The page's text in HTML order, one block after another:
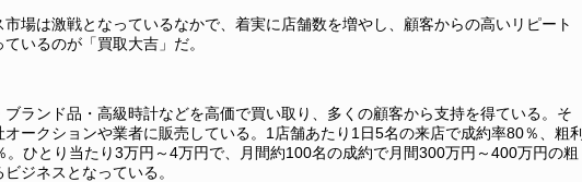
市場は激戦となっているなかで、着実に店舗数を増やし、顧客からの高いリピート
いるのが「買取大吉」だ。
ブランド品・高級時計などを高価で買い取り、多くの顧客から支持を得ている。そ
オークションや業者に販売している。1店舗あたり1日5名の来店で成約率80％、粗利
。ひとり当たり3万円～4万円で、月間約100名の成約で月間300万円～400万円の粗
ジネスとなっている。